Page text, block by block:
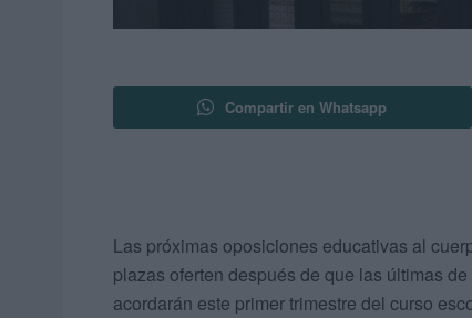
Compartir en Whatsapp
Las próximas oposiciones educativas al
plazas oferten después de que las últimas de
acordarán este primer trimestre del curso